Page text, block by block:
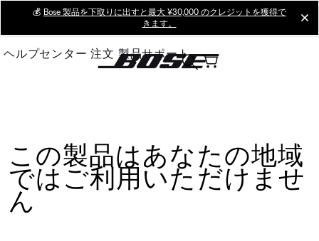
Main
💰 Bose 製品を下取りに出すと最大 ¥30,000 のクレジットを獲得で
きます。
ヘルプセンター 注文 製品サポート
この製品はあなたの地域
ではご利用いただけませ
ん